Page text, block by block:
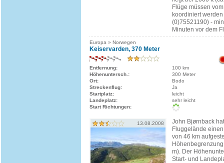
Flüge müssen
koordiniert werden
(0)75521190) -
Minuten vor dem
Europa » Norwegen
Keiservarden, 370 Meter
Entfernung:
100 km
Höhenuntersch.:
300 Meter
Ort:
Bodo
Streckenflug:
Ja
Startplatz:
leicht
Landeplatz:
sehr leicht
Start Richtungen:
13.08.2008
John Bjørnback
Fluggelände
von 46 km
m). Der
Start- und